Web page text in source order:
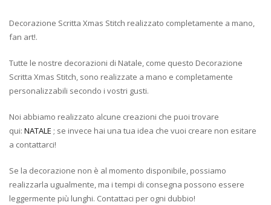
Decorazione Scritta Xmas Stitch realizzato completamente a mano,
fan art!.
Tutte le nostre decorazioni di Natale, come questo Decorazione
Scritta Xmas Stitch, sono realizzate a mano e completamente
personalizzabili secondo i vostri gusti.
Noi abbiamo realizzato alcune creazioni che puoi trovare
qui: NATALE ; se invece hai una tua idea che vuoi creare non esitare
a contattarci!
Se la decorazione non è al momento disponibile, possiamo
realizzarla ugualmente, ma i tempi di consegna possono essere
leggermente più lunghi. Contattaci per ogni dubbio!